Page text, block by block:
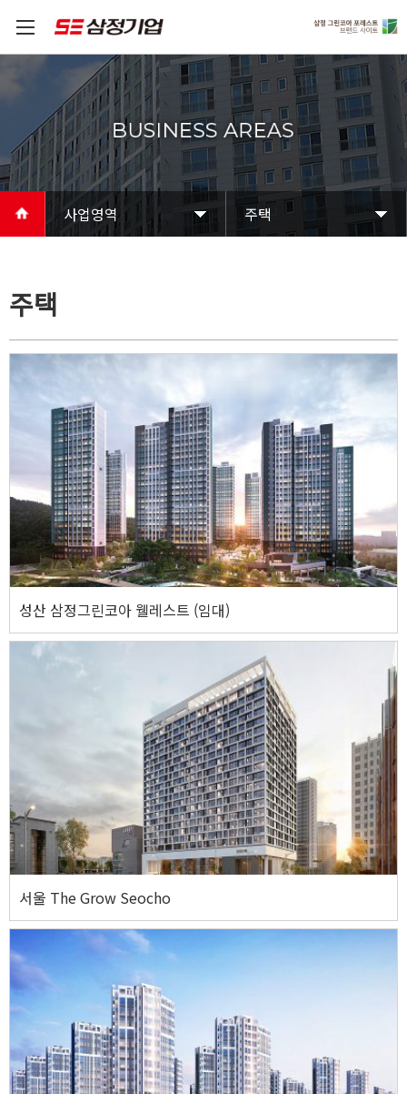
사업영역 주택
주택
성산 삼정그린코아 웰레스트 (임대)
성산 삼정그린코아 웰레스트 (임대)
경상남도 창원시 성산구 안민동 614-2번지
서울 The Grow Seocho
서울 The Grow Seocho
주소
서울특별시 서초구 반포대로14길 18 일원